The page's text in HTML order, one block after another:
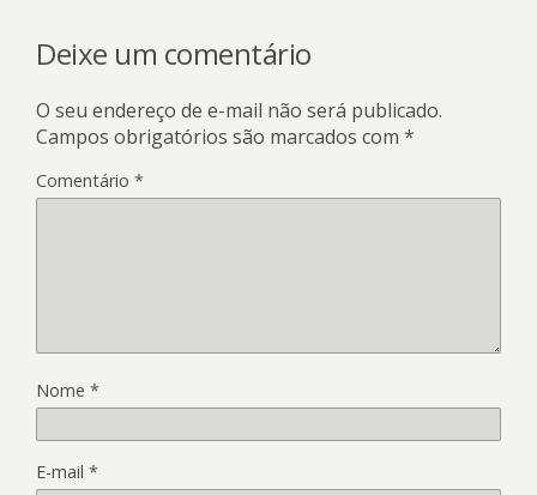
Deixe um comentário
O seu endereço de e-mail não será publicado.
Campos obrigatórios são marcados com *
Comentário *
Nome *
E-mail *